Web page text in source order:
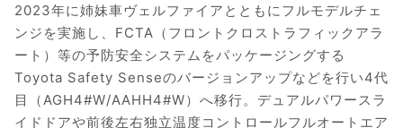
2023年に姉妹車ヴェルファイアとともにフルモデルチェ
ンジを実施し、FCTA（フロントクロストラフィックアラ
ート）等の予防安全システムをパッケージングする
Toyota Safety Senseのバージョンアップなどを行い4代
目（AGH4#W/AAHH4#W）へ移行。デュアルパワースラ
イドドアや前後左右独立温度コントロールフルオートエア